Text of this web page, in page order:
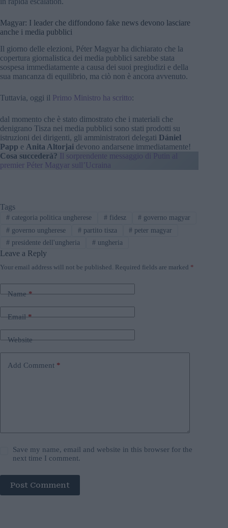
Magyar: I leader che diffondono fake news devono lasciare
anche i media pubblici
Il giorno delle elezioni, Péter Magyar ha dichiarato che la
copertura giornalistica dei media pubblici sarebbe stata
sospesa immediatamente a causa dei suoi pregiudizi e della
sua mancanza di equilibrio, ma ciò non è ancora avvenuto.
Tuttavia, oggi il Primo Ministro ha scritto:
dal momento che è stato dimostrato che i materiali che
denigrano Tisza nei media pubblici sono stati prodotti su
istruzioni dei dirigenti, gli amministratori delegati Dániel
Papp e Anita Altorjai devono andarsene immediatamente!
Cosa succederà? Il sorprendente messaggio di Putin al
premier Péter Magyar sull’Ucraina
Tags
#categoria politica ungherese #fidesz # governo magyar
#governo ungherese #partito tisza # peter magyar
#presidente dell'ungheria #ungheria
Leave a Reply
Your email address will not be published. Required fields are marked *
Name*
Email*
Website
Add Comment *
Save my name, email and website in this browser for the
next time I comment.
Post Comment